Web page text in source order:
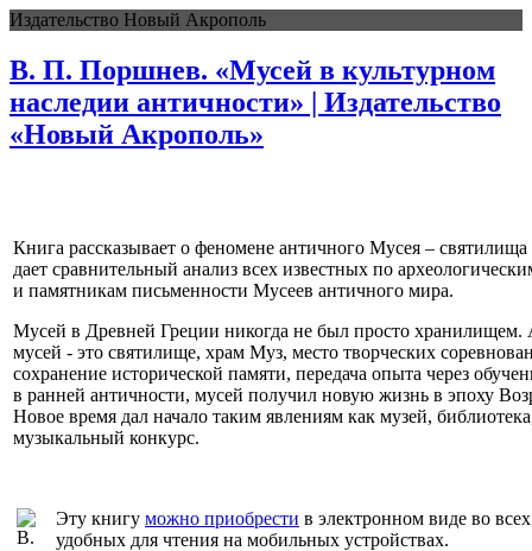
Издательство Новый Акрополь
В. П. Поршнев. «Мусей в культурном
наследии античности» | Издательство
«Новый Акрополь»
Книга рассказывает о феномене античного Мусея –
дает сравнительный анализ всех известных по
и памятникам письменности Мусеев античного мира.
Мусей в Древней Греции никогда не был просто
мусей - это святилище, храм Муз, место творческих
сохранение исторической памяти, передача опыта через
в ранней античности, мусей получил новую жизнь в эпоху
Новое время дал начало таким явлениям как музей,
музыкальный конкурс.
Эту книгу можно приобрести в электронном виде во
удобных для чтения на мобильных устройствах.